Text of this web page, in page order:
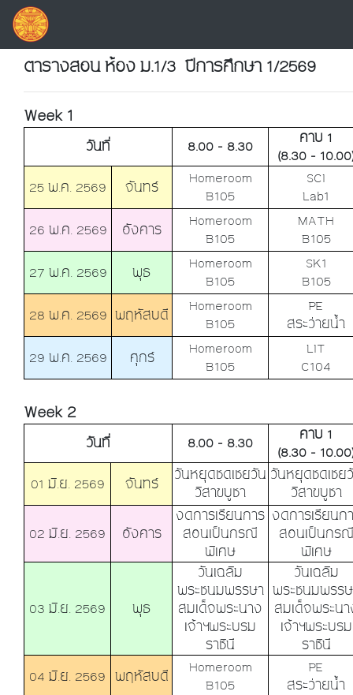
ตารางสอน ห้อง ม.1/3 ปีการศึกษา 1/2569
Week 1
วันที่ 8.00 - 8.30
คาบ 1
(8.30 -
25 พ.ค. 2569
จันทร์
Homeroom
B105
SCI
Lab1
26 พ.ค. 2569
อังคาร
Homeroom
B105
MATH
B105
27 พ.ค. 2569
พุธ
Homeroom
B105
SK1
B105
28 พ.ค. 2569 พฤหัสบดี
Homeroom
B105
PE
สระว่ายน้ำ
29 พ.ค. 2569
ศุกร์
Homeroom
B105
LIT
C104
Week 2
วันที่ 8.00 - 8.30
คาบ 1
(8.30 -
01 มิ.ย. 2569
จันทร์
วันหยุดชดเชยวัน
วิสาขบูชา
วันหยุดชดเชย
วิสาขบูชา
02 มิ.ย. 2569 อังคาร
งดการเรียนการ
สอนเป็นกรณี
พิเศษ
งดการเรียนก
สอนเป็นกรณี
พิเศษ
03 มิ.ย. 2569 พุธ
วันเฉลิม
พระชนมพรรษา
สมเด็จพระนาง
เจ้าฯพระบรม
ราชินี
วันเฉลิม
พระชนมพรร
สมเด็จพระน
เจ้าฯพระบรม
ราชินี
04 มิ.ย. 2569 พฤหัสบดี
Homeroom
B105
PE
สระว่ายน้ำ